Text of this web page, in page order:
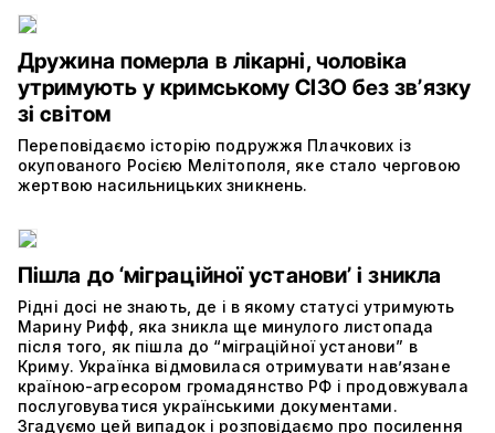
Дружина померла в лікарні, чоловіка
утримують у кримському СІЗО без звʼязку
зі світом
Переповідаємо історію подружжя Плачкових із
окупованого Росією Мелітополя, яке стало черговою
жертвою насильницьких зникнень.
Пішла до ‘міграційної установи’ і зникла
Рідні досі не знають, де і в якому статусі утримують
Марину Рифф, яка зникла ще минулого листопада
після того, як пішла до “міграційної установи” в
Криму. Українка відмовилася отримувати нав’язане
країною-агресором громадянство РФ і продовжувала
послуговуватися українськими документами.
Згадуємо цей випадок і розповідаємо про посилення